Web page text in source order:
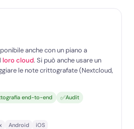
anche con un piano a
loro cloud. Si può anche usare un
le note crittografate (Nextcloud,
end-to-end ✅Audit
Android iOS